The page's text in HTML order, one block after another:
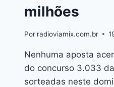
milhões
Por radioviamix.com.br
Nenhuma aposta
do concurso 3.033
sorteadas neste